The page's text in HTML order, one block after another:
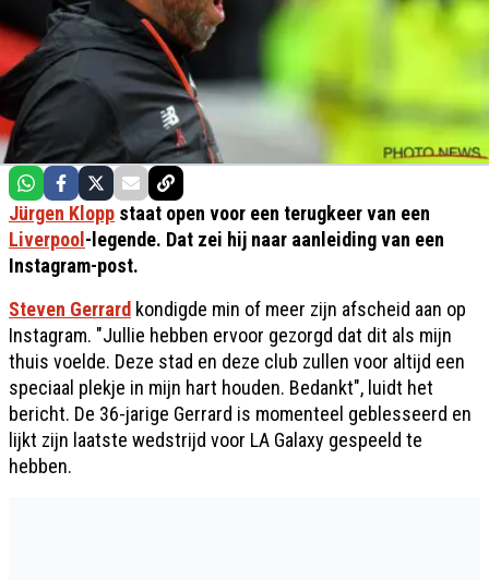
Jürgen Klopp staat open voor een terugkeer van een
Liverpool -legende. Dat zei hij naar aanleiding van een
Instagram-post.
Steven Gerrard kondigde min of meer zijn afscheid aan op
Instagram. "Jullie hebben ervoor gezorgd dat dit als mijn
thuis voelde. Deze stad en deze club zullen voor altijd een
speciaal plekje in mijn hart houden. Bedankt", luidt het
bericht. De 36-jarige Gerrard is momenteel geblesseerd en
lijkt zijn laatste wedstrijd voor LA Galaxy gespeeld te
hebben.